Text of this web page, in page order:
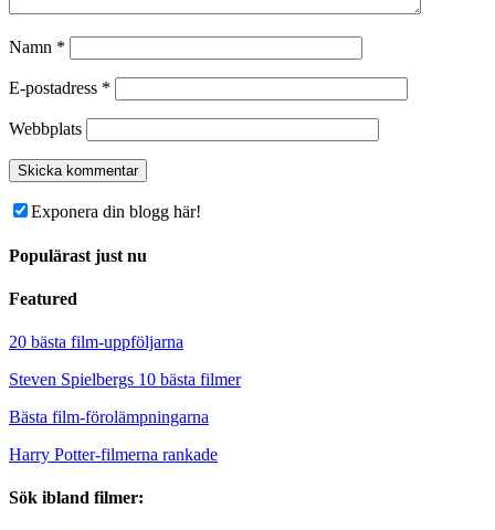
Namn *
E-postadress *
Webbplats
Exponera din blogg här!
Populärast just nu
Featured
20 bästa film-uppföljarna
Steven Spielbergs 10 bästa filmer
Bästa film-förolämpningarna
Harry Potter-filmerna rankade
Sök ibland filmer: